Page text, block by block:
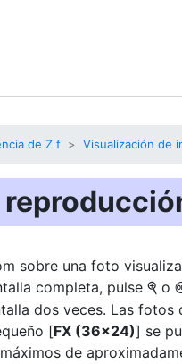
de Z f Visualización de
sobre una foto
completa, pulse X o
dos veces. Las fotos
[FX (36×24)] se
de